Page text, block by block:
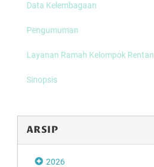
Data Kelembagaan
Pengumuman
Layanan Ramah Kelompok Rentan
Sinopsis
ARSIP
2026